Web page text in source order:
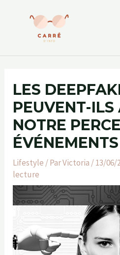
LES
PEUVENT-ILS
NOTRE
Lifestyle / ParVictoria /13/06/
lecture